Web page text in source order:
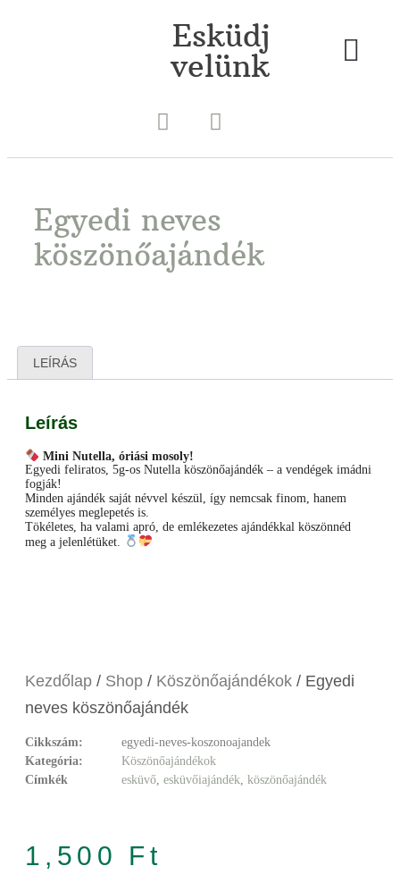
Esküdj
velünk
Egyedi neves
köszönőajándék
LEÍRÁS
Leírás
Mini Nutella, óriási mosoly!
Egyedi feliratos, 5g-os Nutella köszönőajándék – a vendégek imádni
fogják!
Minden ajándék saját névvel készül, így nemcsak finom, hanem
személyes meglepetés is.
Tökéletes, ha valami apró, de emlékezetes ajándékkal köszönnéd
meg a jelenlétüket.
Kezdőlap / Shop / Köszönőajándékok / Egyedi
neves köszönőajándék
Cikkszám:
egyedi-neves-koszonoajandek
Kategória:
Köszönőajándékok
Címkék
esküvő esküvőiajándék köszönőajándék
1,500 Ft